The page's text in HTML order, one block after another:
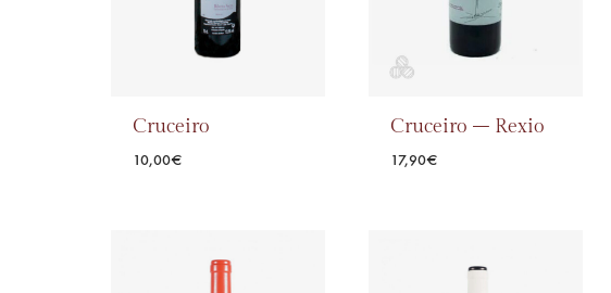
Cruceiro
10,00€
Cruceiro – Rexio
17,90€